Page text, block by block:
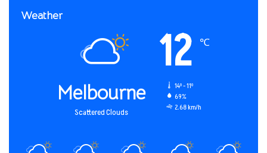
Weather
Melbourne
Scattered Clouds
12 ℃
14º - 11º
69%
2.68 km/h